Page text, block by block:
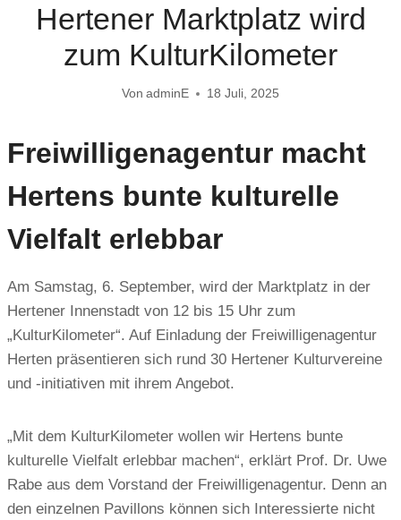
Hertener Marktplatz wird
zum KulturKilometer
Von adminE 18 Juli, 2025
Freiwilligenagentur macht
Hertens bunte kulturelle
Vielfalt erlebbar
Am Samstag, 6. September, wird der Marktplatz in der
Hertener Innenstadt von 12 bis 15 Uhr zum
„KulturKilometer“. Auf Einladung der Freiwilligenagentur
Herten präsentieren sich rund 30 Hertener Kulturvereine
und -initiativen mit ihrem Angebot.
„Mit dem KulturKilometer wollen wir Hertens bunte
kulturelle Vielfalt erlebbar machen“, erklärt Prof. Dr. Uwe
Rabe aus dem Vorstand der Freiwilligenagentur. Denn an
den einzelnen Pavillons können sich Interessierte nicht